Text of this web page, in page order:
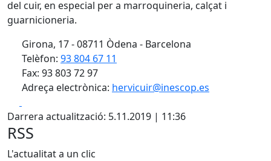
del cuir, en especial per a marroquineria, calçat i
guarnicioneria.
Girona, 17 - 08711 Òdena - Barcelona
Telèfon: 93 804 67 11
Fax: 93 803 72 97
Adreça electrònica: hervicuir@inescop.es
Darrera actualització: 5.11.2019 | 11:36
RSS
L'actualitat a un clic